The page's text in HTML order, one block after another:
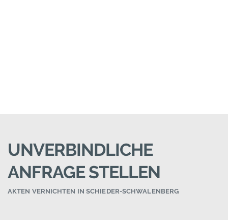
UNVERBINDLICHE
ANFRAGE STELLEN
AKTEN VERNICHTEN IN SCHIEDER-SCHWALENBERG